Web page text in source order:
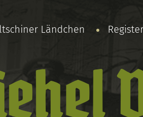
Ländchen Register